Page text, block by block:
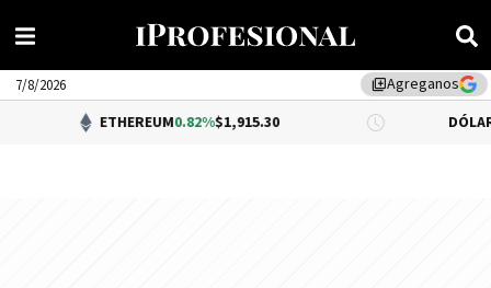
library_addAgreganos
7/8/2026
ETHEREUM0.82%$1,915.30 DÓLAR BNA